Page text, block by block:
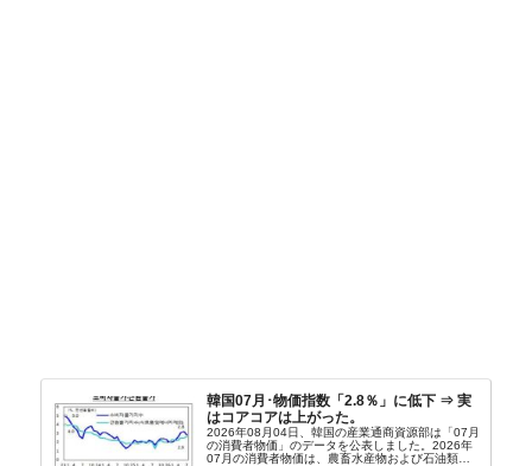
韓国07月･物価指数「2.8％」に低下 ⇒ 実
はコアコアは上がった。
2026年08月04日、韓国の産業通商資源部は「07月
の消費者物価」のデータを公表しました。2026年
07月の消費者物価は、農畜水産物および石油類の